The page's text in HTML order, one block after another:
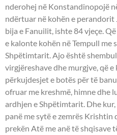
nderohej në Konstandinopojë
ndërtuar në kohën e perandorit
bija e Fanuilit, ishte 84 vjeçe.
e kalonte kohën në Tempull me
Shpëtimtarit. Ajo është
virgjëreshave dhe murgjve, që
përkujdesjet e botës për të
ofruar me kreshmë, himne dhe
ardhjen e Shpëtimtarit. Dhe
panë me sytë e zemrës Krishtin
prekën Atë me anë të shqisave